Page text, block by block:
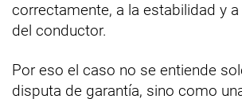
correctamente, a la estabilidad y
del conductor.
Por eso el caso no se entiende
disputa de garantía, sino como